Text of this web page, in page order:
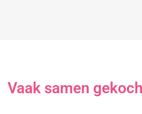
Vaak samen